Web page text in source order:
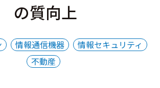
の質向上
情報通信機器
情報セキュリティ
不動産